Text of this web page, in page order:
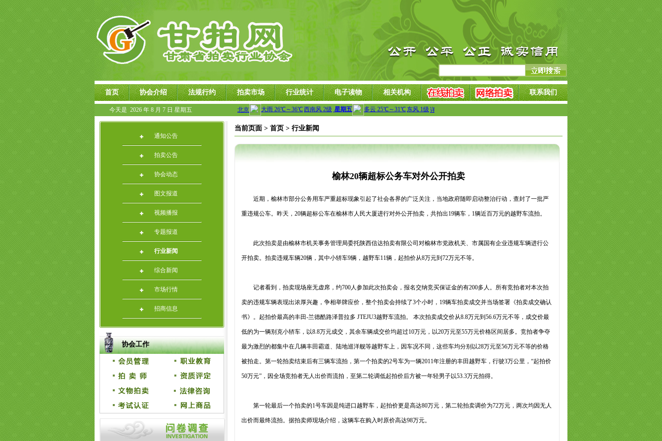
首页 协会介绍 法规行约 拍卖市场 行业统计 电子读物 相关机构 联系我们
今天是 2026 年 8 月 7 日 星期五
通知公告
拍卖公告
协会动态
图文报道
视频播报
专题报道
行业新闻
综合新闻
市场行情
招商信息
协会工作
当前页面 > 首页 > 行业新闻
榆林20辆超标公务车对外公开拍卖
近期，榆林市部分公务用车严重超标现象引起了社会各界的广泛关注，当地政府随即启动整治行动，查封了一批严
重违规公车。昨天，20辆超标公车在榆林市人民大厦进行对外公开拍卖，共拍出19辆车，1辆近百万元的越野车流拍。
此次拍卖是由榆林市机关事务管理局委托陕西信达拍卖有限公司对榆林市党政机关、市属国有企业违规车辆进行公
开拍卖。拍卖违规车辆20辆，其中小轿车9辆，越野车11辆，起拍价从8万元到72万元不等。
记者看到，拍卖现场座无虚席，约700人参加此次拍卖会，报名交纳竞买保证金的有200多人。所有竞拍者对本次拍
卖的违规车辆表现出浓厚兴趣，争相举牌应价，整个拍卖会持续了3个小时，19辆车拍卖成交并当场签署《拍卖成交确认
书》。起拍价最高的丰田-兰德酷路泽普拉多 JTEJU3越野车流拍。 本次拍卖成交价从8.8万元到56.6万元不等，成交价最
低的为一辆别克小轿车，以8.8万元成交，其余车辆成交价均超过10万元，以20万元至55万元价格区间居多。竞拍者争夺
最为激烈的都集中在几辆丰田霸道、陆地巡洋舰等越野车上，因车况不同，这些车均分别以28万元至56万元不等的价格
被拍走。第一轮拍卖结束后有三辆车流拍，第一个拍卖的2号车为一辆2011年注册的丰田越野车，行驶3万公里，“起拍价
50万元”，因全场竞拍者无人出价而流拍，至第二轮调低起拍价后方被一年轻男子以53.3万元拍得。
第一轮最后一个拍卖的1号车因是纯进口越野车，起拍价更是高达80万元，第二轮拍卖调价为72万元，两次均因无人
出价而最终流拍。据拍卖师现场介绍，这辆车在购入时原价高达98万元。